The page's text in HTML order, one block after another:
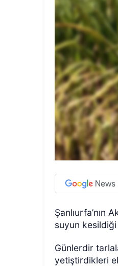
Şanlıurfa’nın
suyun kesildiği
Günlerdir
yetiştirdikleri